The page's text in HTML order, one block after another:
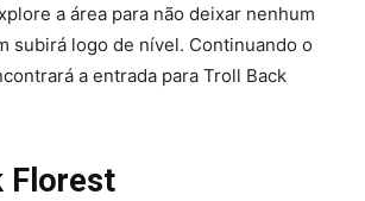
a área para não deixar nenhum
subirá logo de ní­vel. Continuando o
a entrada para Troll Back
Florest